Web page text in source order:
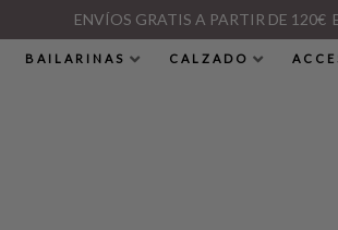
ENVÍOS GRATIS A PARTIR DE 120€
BAILARINAS CALZADO